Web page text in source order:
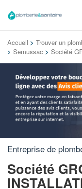
Accueil > Trouver un
> Semussac > Société
Entreprise de
Société